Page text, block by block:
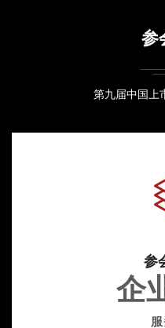
参
第九届中国上
参
企